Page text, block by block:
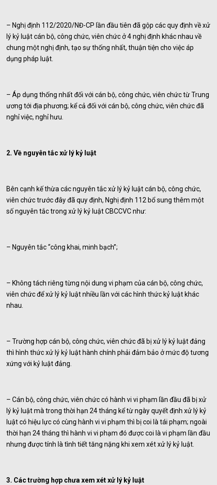
– Nghị định 112/2020/NĐ-CP lần đầu tiên đã gộp các quy định về xử
lý kỷ luật cán bộ, công chức, viên chức ở 4 nghị định khác nhau về
chung một nghị định, tạo sự thống nhất, thuận tiện cho việc áp
dụng pháp luật.
– Áp dụng thống nhất đối với cán bộ, công chức, viên chức từ Trung
ương tới địa phương; kể cả đối với cán bộ, công chức, viên chức đã
nghỉ việc, nghỉ hưu.
2. Về nguyên tắc xử lý kỷ luật
Bên cạnh kế thừa các nguyên tắc xử lý kỷ luật cán bộ, công chức,
viên chức trước đây đã quy định, Nghị định 112 bổ sung thêm một
số nguyên tắc trong xử lý kỷ luật CBCCVC như:
– Nguyên tắc “công khai, minh bạch”;
– Không tách riêng từng nội dung vi phạm của cán bộ, công chức,
viên chức để xử lý kỷ luật nhiều lần với các hình thức kỷ luật khác
nhau.
– Trường hợp cán bộ, công chức, viên chức đã bị xử lý kỷ luật đảng
thì hình thức xử lý kỷ luật hành chính phải đảm bảo ở mức độ tương
xứng với kỷ luật đảng.
– Cán bộ, công chức, viên chức có hành vi vi phạm lần đầu đã bị xử
lý kỷ luật mà trong thời hạn 24 tháng kể từ ngày quyết định xử lý kỷ
luật có hiệu lực có cùng hành vi vi phạm thì bị coi là tái phạm; ngoài
thời hạn 24 tháng thì hành vi vi phạm đó được coi là vi phạm lần đầu
nhưng được tính là tình tiết tăng nặng khi xem xét xử lý kỷ luật.
3. Các trường hợp chưa xem xét xử lý kỷ luật